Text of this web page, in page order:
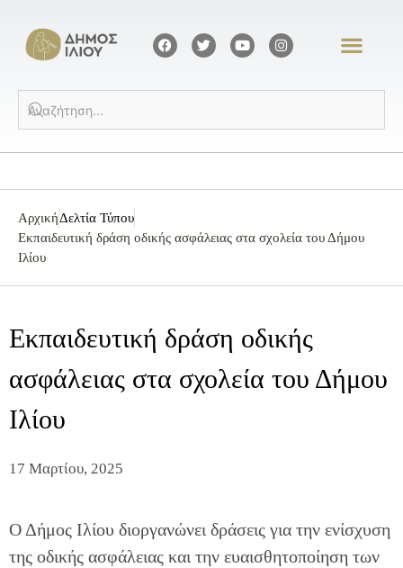
ΑρχικήΔελτία Τύπου
Εκπαιδευτική δράση οδικής ασφάλειας στα σχολεία του Δήμου
Ιλίου
Εκπαιδευτική δράση οδικής
ασφάλειας στα σχολεία του Δήμου
Ιλίου
17 Μαρτίου, 2025
Ο Δήμος Ιλίου διοργανώνει δράσεις για την ενίσχυση
της οδικής ασφάλειας και την ευαισθητοποίηση των